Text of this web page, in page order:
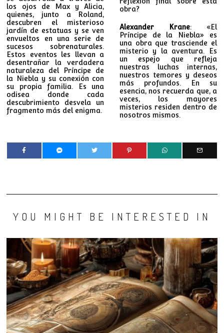
los ojos de Max y Alicia,
quienes, junto a Roland,
descubren el misterioso
jardín de estatuas y se ven
envueltos en una serie de
sucesos sobrenaturales.
Estos eventos les llevan a
desentrañar la verdadera
naturaleza del Príncipe de
la Niebla y su conexión con
su propia familia. Es una
odisea donde cada
descubrimiento desvela un
fragmento más del enigma.
obra?
Alexander Krane: «El
Príncipe de la Niebla» es
una obra que trasciende el
misterio y la aventura. Es
un espejo que refleja
nuestras luchas internas,
nuestros temores y deseos
más profundos. En su
esencia, nos recuerda que, a
veces, los mayores
misterios residen dentro de
nosotros mismos.
YOU MIGHT BE INTERESTED IN